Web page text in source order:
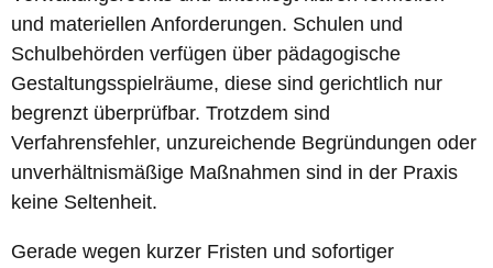
und materiellen Anforderungen. Schulen und
Schulbehörden verfügen über pädagogische
Gestaltungsspielräume, diese sind gerichtlich nur
begrenzt überprüfbar. Trotzdem sind
Verfahrensfehler, unzureichende Begründungen oder
unverhältnismäßige Maßnahmen sind in der Praxis
keine Seltenheit.
Gerade wegen kurzer Fristen und sofortiger